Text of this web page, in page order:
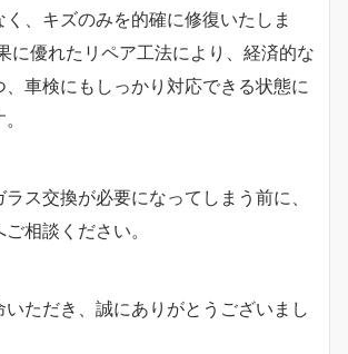
く、キズのみを的確に修復いたしま
に優れたリペア工法により、経済的な
、車検にもしっかり対応できる状態に
ス交換が必要になってしまう前に、
相談ください。
いただき、誠にありがとうございまし